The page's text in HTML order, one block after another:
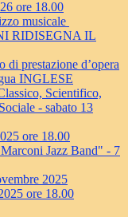
ore 18.00
musicale
RIDISEGNA IL
di prestazione d’opera
INGLESE
Scientifico,
- sabato 13
ore 18.00
Jazz Band" - 7
2025
ore 18.00